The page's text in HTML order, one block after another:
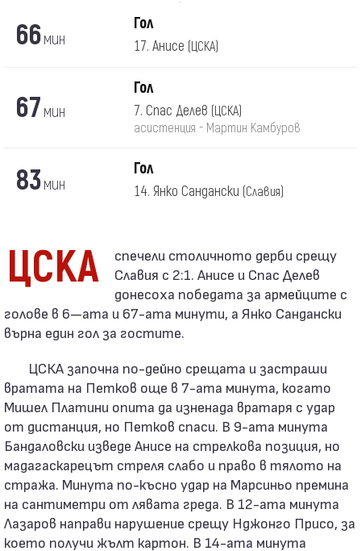
66мин
Гол
17. Анисе (ЦСКА)
67 мин
Гол
7. Спас Делев (ЦСКА)
асистенция - Мартин Камбуров
83мин
Гол
14. Янко Сандански (Славия)
ЦСКА
Славия с 2:1. Анисе и Спас Делев
донесоха победата за армейците с
голове в 6—ата и 67-ата минути, а Янко Сандански
върна един гол за гостите.
ЦСКА започна по-дейно срещата и застраши
вратата на Петков още в 7-ата минута, когато
Мишел Платини опита да изненада вратаря с удар
от дистанция, но Петков спаси. В 9-ата минута
Бандаловски изведе Анисе на стрелкова позиция, но
мадагаскарецът стреля слабо и право в тялото на
стража. Минута по-късно удар на Марсиньо премина
на сантиметри от лявата греда. В 12-ата минута
Лазаров направи нарушение срещу Нджонго Присо, за
което получи жълт картон. В 14-ата минута